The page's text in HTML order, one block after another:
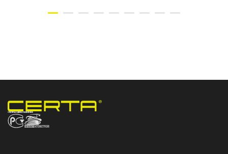
НПП «СПЕКТР» ЗАВОД ЛАКОКРАСОЧНЫХ МАТЕРИАЛОВ